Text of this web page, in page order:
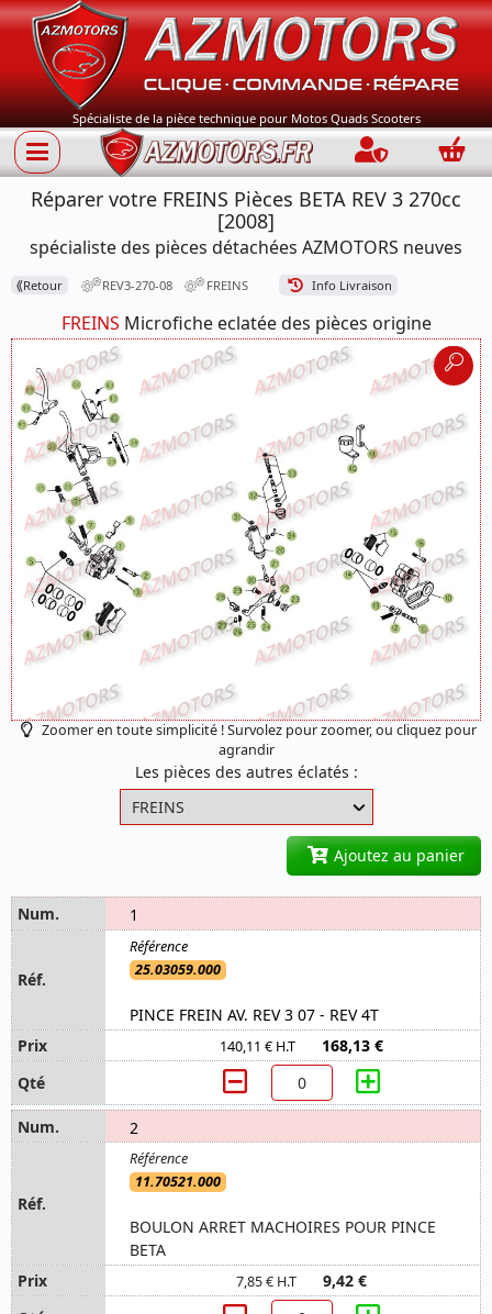
Spécialiste de la pièce technique pour Motos Quads Scooters
Connection
Réparer votre FREINS Pièces BETA REV 3 270cc
[2008]
spécialiste des pièces détachées AZMOTORS neuves
⟪Retour REV3-270-08 FREINS Info Livraison
FREINS Microfiche eclatée des pièces origine
Zoomer en toute simplicité ! Survolez pour zoomer, ou cliquez pour
agrandir
Les pièces des autres éclatés :
Ajoutez au panier
1
25.03059.000
PINCE FREIN AV. REV 3 07 - REV 4T
140,11 € H.T 168,13 €
2
11.70521.000
BOULON ARRET MACHOIRES POUR PINCE
BETA
7,85 € H.T 9,42 €